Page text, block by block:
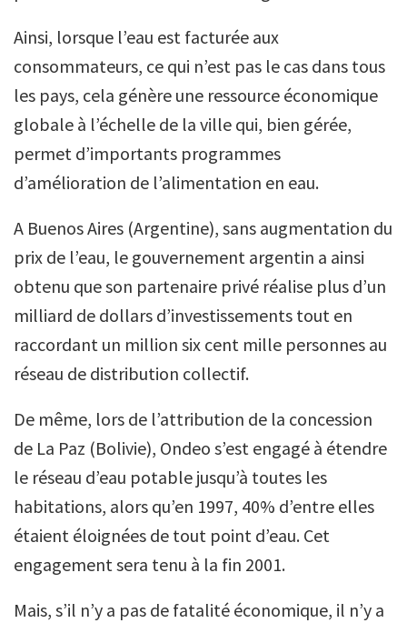
Ainsi, lorsque l’eau est facturée aux
consommateurs, ce qui n’est pas le cas dans tous
les pays, cela génère une ressource économique
globale à l’échelle de la ville qui, bien gérée,
permet d’importants programmes
d’amélioration de l’alimentation en eau.
A Buenos Aires (Argentine), sans augmentation du
prix de l’eau, le gouvernement argentin a ainsi
obtenu que son partenaire privé réalise plus d’un
milliard de dollars d’investissements tout en
raccordant un million six cent mille personnes au
réseau de distribution collectif.
De même, lors de l’attribution de la concession
de La Paz (Bolivie), Ondeo s’est engagé à étendre
le réseau d’eau potable jusqu’à toutes les
habitations, alors qu’en 1997, 40% d’entre elles
étaient éloignées de tout point d’eau. Cet
engagement sera tenu à la fin 2001.
Mais, s’il n’y a pas de fatalité économique, il n’y a